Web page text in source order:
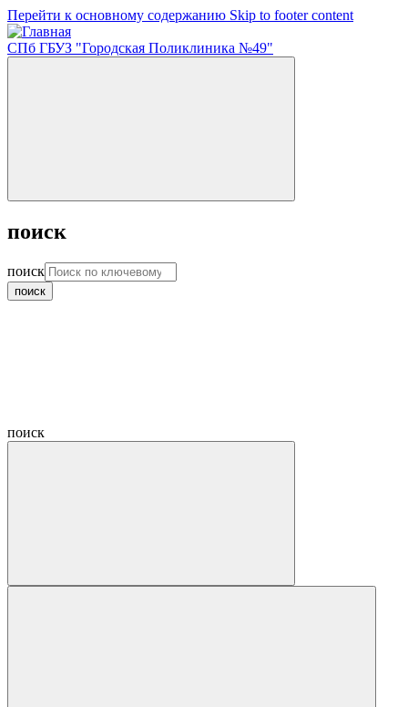
Перейти к основному содержанию Skip to footer content
СПб ГБУЗ "Городская Поликлиника №49"
поиск
поиск
поиск